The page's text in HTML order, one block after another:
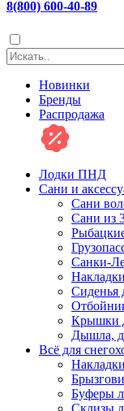
8(800) 600-40-89
Новинки
Бренды
Распродажа
Лодки ПНД
Сани и
Сани
Сани из
Санки-
Сиденья
Крышки
Дышла,
Всё для
Буферы
Склизы